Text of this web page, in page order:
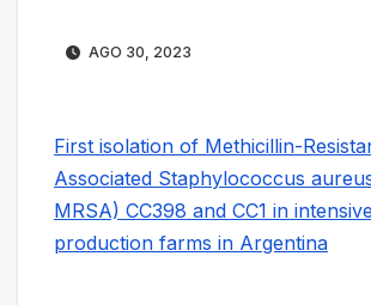
AGO 30, 2023
First isolation of Methicillin-
Associated Staphylococcus
MRSA) CC398 and CC1 in
production farms in Argentina